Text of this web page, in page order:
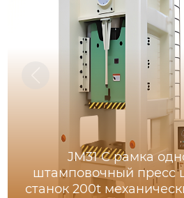
JM31 C рамка
штамповочный пресс
станок 200t